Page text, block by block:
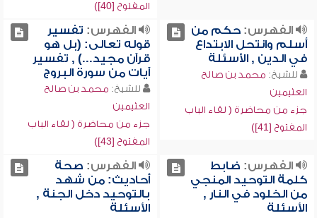
المفتوح [40])
الفهرس:حكم من
أسلم وانتحل الابتداع
في الدين , الأسئلة
للشيخ: محمد بن صالح
العثيمين
جزء من محاضرة ( لقاء الباب
المفتوح [41])
الفهرس: تفسير
قوله تعالى: (بل هو
قرآن مجيد...) , تفسير
آيات من سورة البروج
للشيخ: محمد بن صالح
العثيمين
جزء من محاضرة ( لقاء الباب
المفتوح [43])
الفهرس: ضابط
كلمة التوحيد المنجي
من الخلود في النار ,
الأسئلة
الفهرس: صحة
أحاديث: من شهد
بالتوحيد دخل الجنة ,
الأسئلة